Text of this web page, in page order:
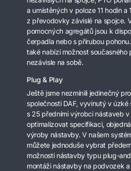
a umístěných v poloze 11 hodin a
z převodovky závislé na spojce.
pomocných agregátů jsou k
čerpadla nebo s přírubou
také nabízí možnost současného
nezávisle na sobě.
Plug & Play
Ještě jsme nezmínili jedinečný
společnosti DAF, vyvinutý v úzké
s 25 předními výrobci nástaveb v
optimalizovat specifikaci,
výroby nástavby. V našem
můžete jednoduše vybrat
možnosti nástavby typu plug-
montáži nástavby na podvozek